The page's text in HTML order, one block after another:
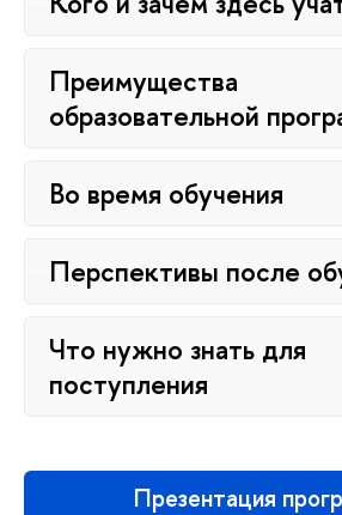
Преимущества
образовательной
Во время обучения
Перспективы после
Что нужно знать для
поступления
Презентация